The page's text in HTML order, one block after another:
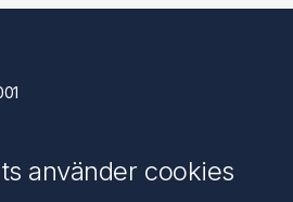
använder cookies